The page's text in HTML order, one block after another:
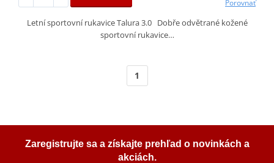
Porovnať
Letní sportovní rukavice Talura 3.0 Dobře odvětrané kožené
sportovní rukavice…
1
Zaregistrujte sa a získajte prehľad o novinkách a
akciách.